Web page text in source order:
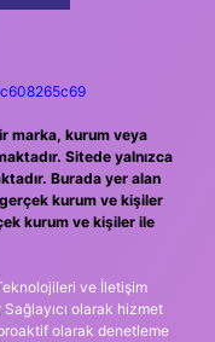
marka, kurum veya
Sitede yalnızca
Burada yer alan
kurum ve kişiler
kurum ve kişiler ile
ve İletişim
olarak hizmet
olarak denetleme